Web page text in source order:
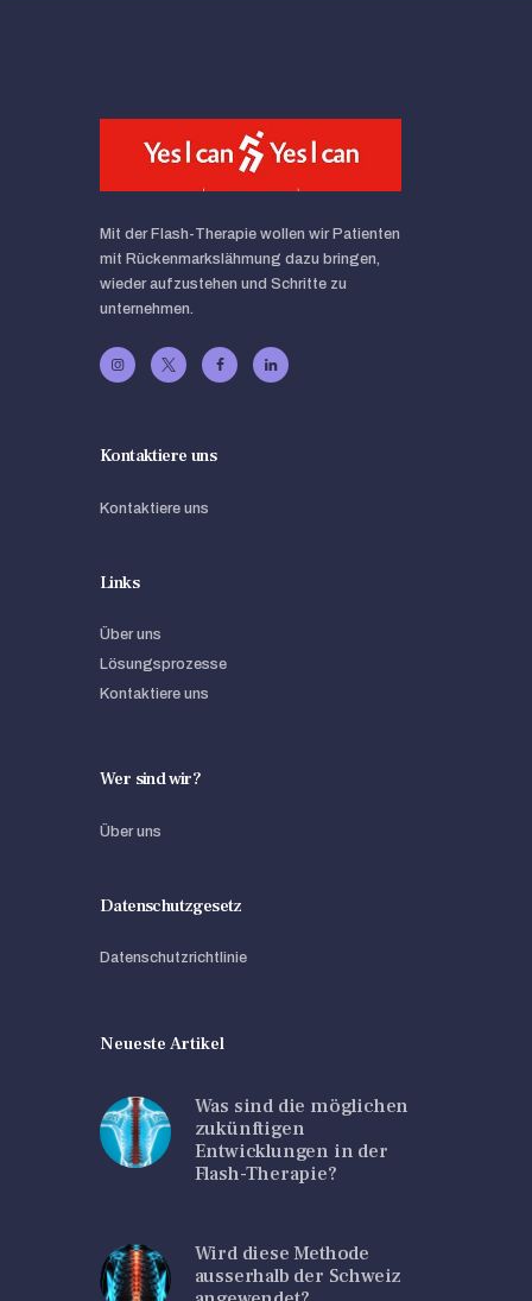
Mit der Flash-Therapie wollen wir Patienten
mit Rückenmarkslähmung dazu bringen,
wieder aufzustehen und Schritte zu
unternehmen.
Kontaktiere uns
Kontaktiere uns
Links
Über uns
Lösungsprozesse
Kontaktiere uns
Wer sind wir?
Über uns
Datenschutzgesetz
Datenschutzrichtlinie
Neueste Artikel
Was sind die möglichen
zukünftigen
Entwicklungen in der
Flash-Therapie?
Wird diese Methode
ausserhalb der Schweiz